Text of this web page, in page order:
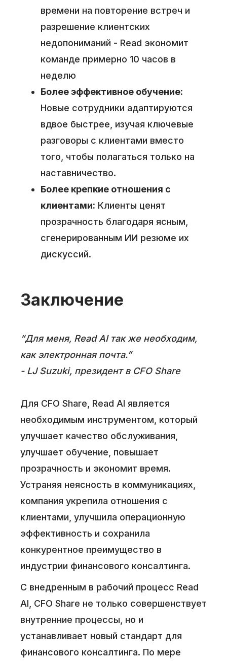
времени на повторение встреч и
разрешение клиентских
недопониманий - Read экономит
команде примерно 10 часов в
неделю
Более эффективное обучение:
Новые сотрудники адаптируются
вдвое быстрее, изучая ключевые
разговоры с клиентами вместо
того, чтобы полагаться только на
наставничество.
Более крепкие отношения с
клиентами: Клиенты ценят
прозрачность благодаря ясным,
сгенерированным ИИ резюме их
дискуссий.
Заключение
“Для меня, Read AI так же необходим,
как электронная почта.”
- LJ Suzuki, президент в CFO Share
Для CFO Share, Read AI является
необходимым инструментом, который
улучшает качество обслуживания,
улучшает обучение, повышает
прозрачность и экономит время.
Устраняя неясность в коммуникациях,
компания укрепила отношения с
клиентами, улучшила операционную
эффективность и сохранила
конкурентное преимущество в
индустрии финансового консалтинга.
С внедренным в рабочий процесс Read
AI, CFO Share не только совершенствует
внутренние процессы, но и
устанавливает новый стандарт для
финансового консалтинга. По мере